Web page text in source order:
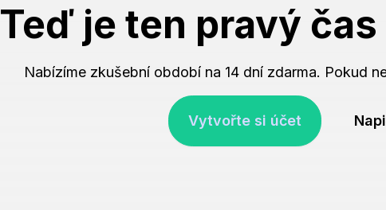
Teď je ten pravý čas
Nabízíme zkušební období na 14 dní zdarma. Pokud
Vytvořte si účet